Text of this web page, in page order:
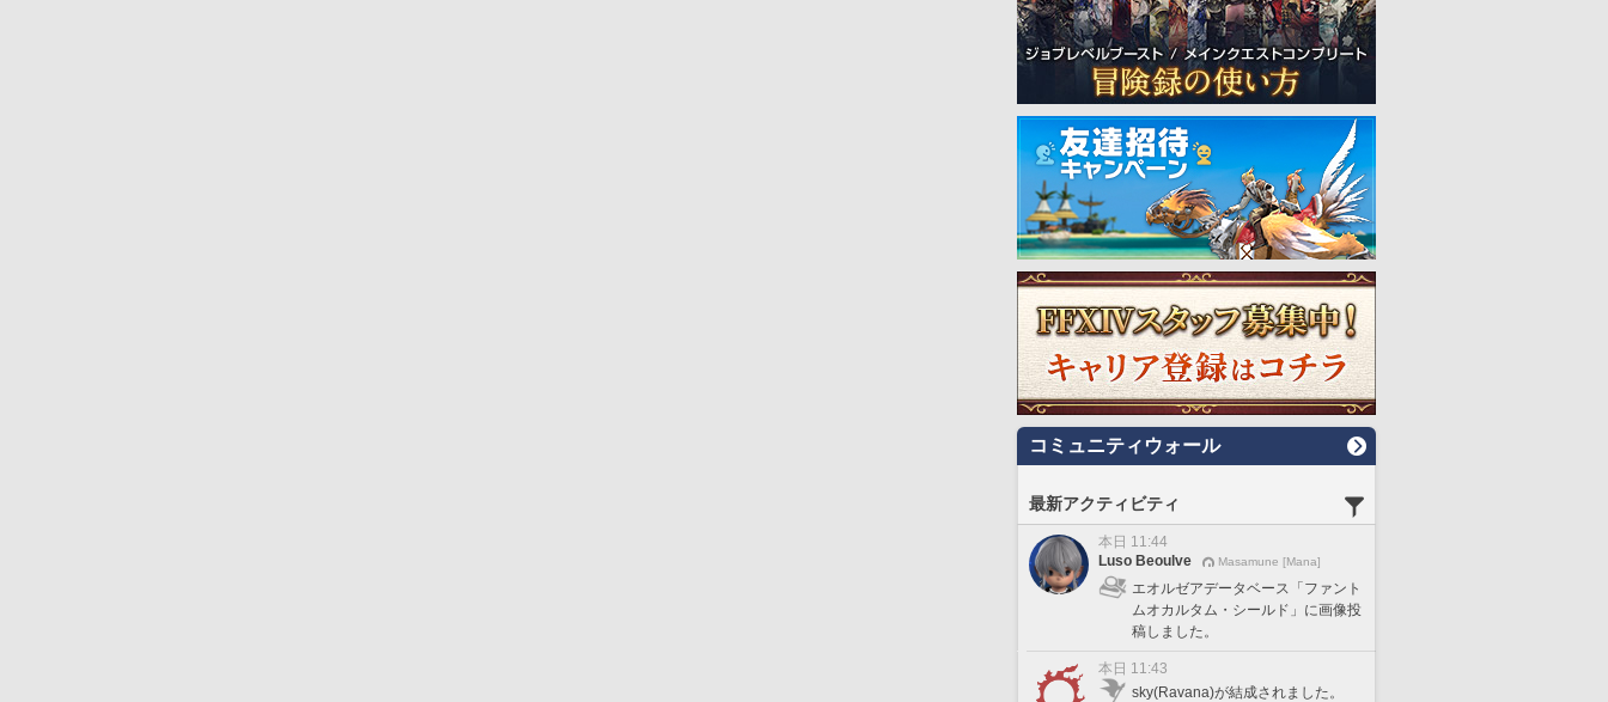
コミュニティウォール
最新アクティビティ
本日 11:44
Luso Beoulve
Masamune [Mana]
エオルゼアデータベース「ファント
ムオカルタム・シールド」に画像投
稿しました。
本日 11:43
sky(Ravana)が結成されました。